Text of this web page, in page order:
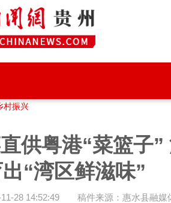
村振兴
供粤港“菜篮子”
“湾区鲜滋味”
28 14:52:49 稿件来源：惠水县融媒